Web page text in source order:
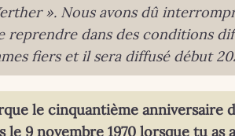
». Nous avons dû
reprendre dans des conditions
fiers et il sera diffusé début
le cinquantième anniversaire
9 novembre 1970 lorsque tu as